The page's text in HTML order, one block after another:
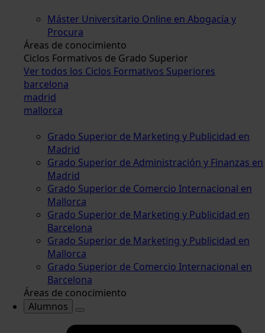
Máster Universitario Online en Abogacía y
Procura
Áreas de conocimiento
Ciclos Formativos de Grado Superior
Ver todos los Ciclos Formativos Superiores
barcelona
madrid
mallorca
Grado Superior de Marketing y Publicidad en
Madrid
Grado Superior de Administración y Finanzas en
Madrid
Grado Superior de Comercio Internacional en
Mallorca
Grado Superior de Marketing y Publicidad en
Barcelona
Grado Superior de Marketing y Publicidad en
Mallorca
Grado Superior de Comercio Internacional en
Barcelona
Áreas de conocimiento
Alumnos